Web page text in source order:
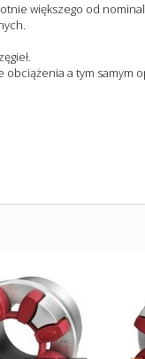
większego od
a tym samym